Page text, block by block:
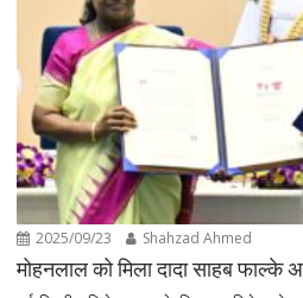
2025/09/23 Shahzad Ahmed
मोहनलाल को मिला दादा साहब फाल्के